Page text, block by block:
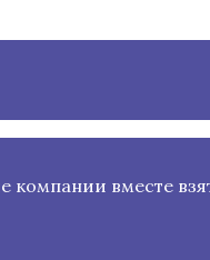
компании вместе